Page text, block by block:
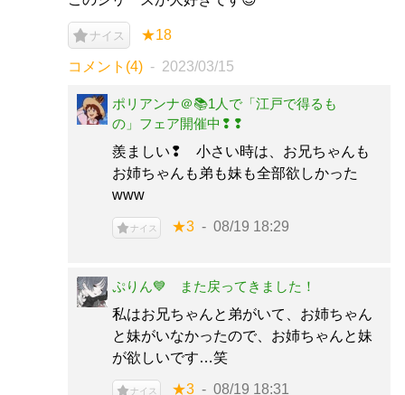
ナイス ★18
コメント(4) 2023/03/15
ポリアンナ＠📚1人で「江戸で得るも
の」フェア開催中❢❢
羨ましい❢ 小さい時は、お兄ちゃんも
お姉ちゃんも弟も妹も全部欲しかった
www
ナイス ★3 08/19 18:29
ぷりん💙 また戻ってきました！
私はお兄ちゃんと弟がいて、お姉ちゃん
と妹がいなかったので、お姉ちゃんと妹
が欲しいです…笑
ナイス ★3 08/19 18:31